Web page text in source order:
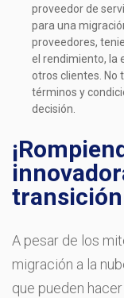
proveedor de
para una
proveedores,
el rendimiento, la
otros clientes. No
términos y
decisión.
A pesar de los
migración a la
que pueden